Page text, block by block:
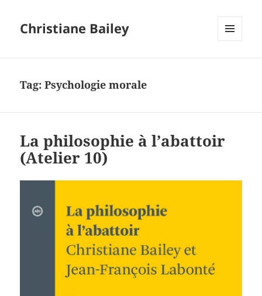
Christiane Bailey
Tag:Psychologie morale
La philosophie à l’abattoir
(Atelier 10)